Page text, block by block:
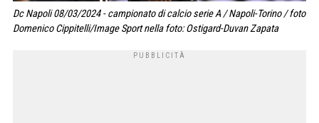
Dc Napoli 08/03/2024 - campionato di calcio serie A / Napoli-Torino / foto
Domenico Cippitelli/Image Sport nella foto: Ostigard-Duvan Zapata